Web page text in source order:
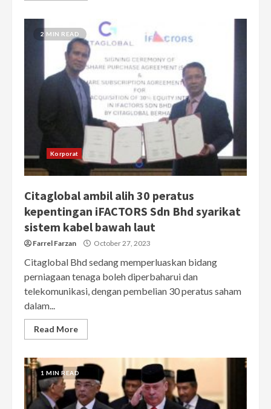
2 MIN READ
Korporat
Citaglobal ambil alih 30 peratus
kepentingan iFACTORS Sdn Bhd syarikat
sistem kabel bawah laut
Farrel Farzan October 27, 2023
Citaglobal Bhd sedang memperluaskan bidang
perniagaan tenaga boleh diperbaharui dan
telekomunikasi, dengan pembelian 30 peratus saham
dalam...
Read More
1 MIN READ